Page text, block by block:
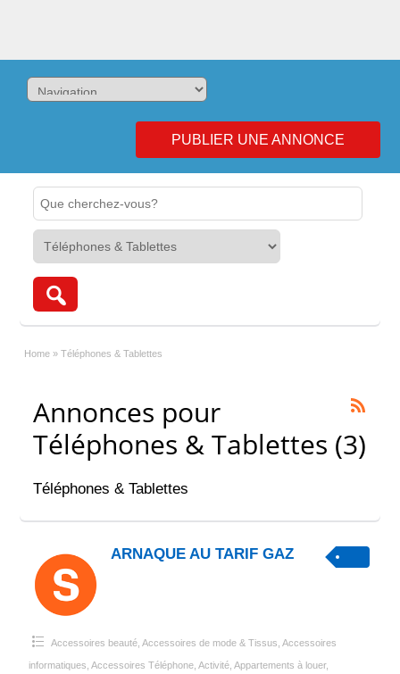
PUBLIER UNE ANNONCE
Home » Téléphones & Tablettes
Annonces pour
Téléphones & Tablettes (3)
Téléphones & Tablettes
ARNAQUE AU TARIF GAZ
Accessoires beauté, Accessoires de mode & Tissus Accessoires
informatiques Accessoires Téléphone, Activité, Appartements à louer,